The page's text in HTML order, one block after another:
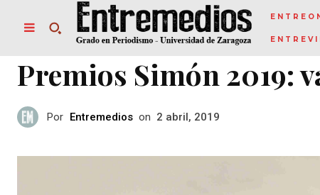
Premios Simón 2019:
Por Entremedios on 2 abril, 2019